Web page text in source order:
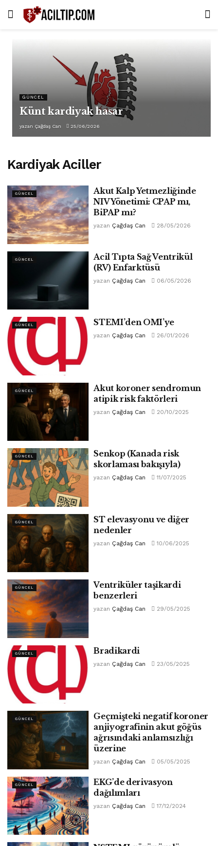
GÜNCEL
Künt kardiyak hasar
yazan Çağdaş Can 25/06/2026
Kardiyak Aciller
GÜNCEL
Akut Kalp Yetmezliğinde
NIV Yönetimi: CPAP mı,
BiPAP mı?
yazan Çağdaş Can 28/05/2026
GÜNCEL
Acil Tıpta Sağ Ventrikül
(RV) Enfarktüsü
yazan Çağdaş Can 06/05/2026
GÜNCEL STEMI’den OMI’ye
yazan Çağdaş Can 26/01/2026
GÜNCEL
Akut koroner sendromun
atipik risk faktörleri
yazan Çağdaş Can 20/10/2025
GÜNCEL
Senkop (Kanada risk
skorlaması bakışıyla)
yazan Çağdaş Can 11/07/2025
GÜNCEL
ST elevasyonu ve diğer
nedenler
yazan Çağdaş Can 10/06/2025
GÜNCEL
Ventriküler taşikardi
benzerleri
yazan Çağdaş Can 29/05/2025
GÜNCEL Bradikardi
yazan Çağdaş Can 23/05/2025
GÜNCEL
Geçmişteki negatif koroner
anjiyografinin akut göğüs
ağrısındaki anlamsızlığı
üzerine
yazan Çağdaş Can 05/05/2025
GÜNCEL
EKG’de derivasyon
dağılımları
yazan Çağdaş Can 17/12/2024